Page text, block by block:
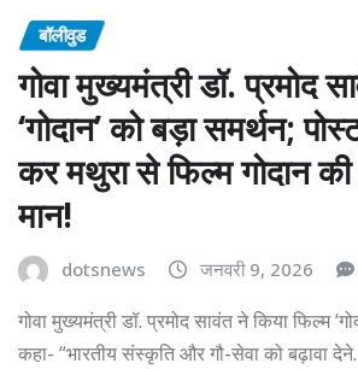
बॉलीवुड
गोवा मुख्यमंत्री डॉ. प्रमोद
‘गोदान’ को बड़ा समर्थन;
कर मथुरा से फिल्म गोदान की
मान!
dotsnews जनवरी 9, 2026
गोवा मुख्यमंत्री डॉ. प्रमोद सावंत ने किया फिल्म
कहा- “भारतीय संस्कृति और गौ-सेवा को बढ़ावा